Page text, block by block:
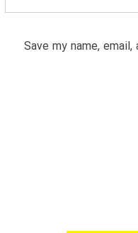
Save my name,